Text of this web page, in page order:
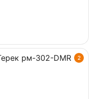
2
рм-302-DMR